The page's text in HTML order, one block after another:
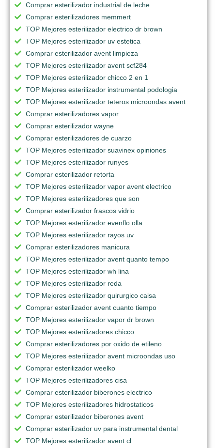
Comprar esterilizador industrial de leche
Comprar esterilizadores memmert
TOP Mejores esterilizador electrico dr brown
TOP Mejores esterilizador uv estetica
Comprar esterilizador avent limpieza
TOP Mejores esterilizador avent scf284
TOP Mejores esterilizador chicco 2 en 1
TOP Mejores esterilizador instrumental podologia
TOP Mejores esterilizador teteros microondas avent
Comprar esterilizadores vapor
Comprar esterilizador wayne
Comprar esterilizadores de cuarzo
TOP Mejores esterilizador suavinex opiniones
TOP Mejores esterilizador runyes
Comprar esterilizador retorta
TOP Mejores esterilizador vapor avent electrico
TOP Mejores esterilizadores que son
Comprar esterilizador frascos vidrio
TOP Mejores esterilizador evenflo olla
TOP Mejores esterilizador rayos uv
Comprar esterilizadores manicura
TOP Mejores esterilizador avent quanto tempo
TOP Mejores esterilizador wh lina
TOP Mejores esterilizador reda
TOP Mejores esterilizador quirurgico caisa
Comprar esterilizador avent cuanto tiempo
TOP Mejores esterilizador vapor dr brown
TOP Mejores esterilizadores chicco
Comprar esterilizadores por oxido de etileno
TOP Mejores esterilizador avent microondas uso
Comprar esterilizador weelko
TOP Mejores esterilizadores cisa
Comprar esterilizador biberones electrico
TOP Mejores esterilizadores hidrostaticos
Comprar esterilizador biberones avent
Comprar esterilizador uv para instrumental dental
TOP Mejores esterilizador avent cl